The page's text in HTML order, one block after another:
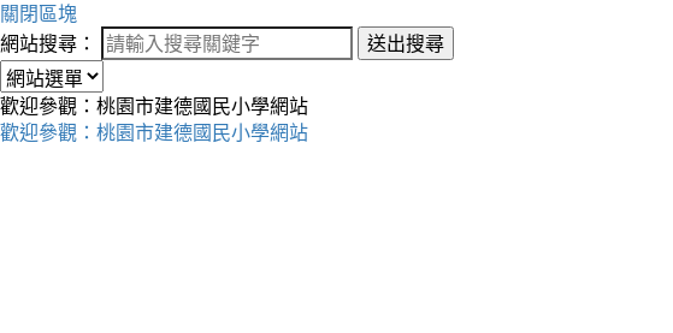
關閉區塊
網站搜尋：
送出搜尋
歡迎參觀：桃園市建德國民小學網站
歡迎參觀：桃園市建德國民小學網站